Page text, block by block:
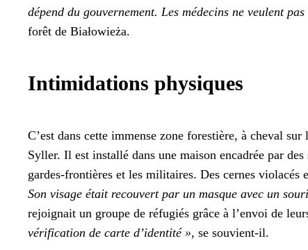
dépend du gou­verne­ment. Les médecins ne veu­lent
forêt de Białowieża.
Intimidations physiques
C’est dans cette immense zone forestière, à cheval
Syller. Il est instal­lé dans une mai­son encadrée par
gardes-fron­tières et les mil­i­taires. Des cernes vio­lacés
Son vis­age était recou­vert par un masque avec un
rejoignait un groupe de réfugiés grâce à l’envoi de
véri­fi­ca­tion de carte d’identité », se sou­vient-il.